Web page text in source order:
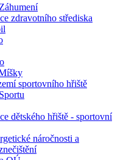
zdravotního střediska
sportovního hřiště
dětského hřiště - sportovní
náročnosti a